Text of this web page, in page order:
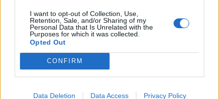
I want to opt-out of Collection, Use,
Retention, Sale, and/or Sharing of my
Personal Data that Is Unrelated with the
Purposes for which it was collected.
Opted Out
CONFIRM
Data Deletion Data Access Privacy Policy
difendere la spaventosa mole di
interessi che gli italiani hanno in
Libia.
20/03/2011
Renata "Robin Hood" fa causa a